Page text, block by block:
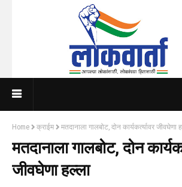
Home क्राईम मतदानाला गालबोट, दोन कार्यकर्त्यावर जीवघेणा
मतदानाला गालबोट, दोन
जीवघेणा हल्ला